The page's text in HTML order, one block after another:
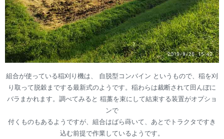
組合が使っている稲刈り機は、 自脱型コンバイン というもので、稲を刈
り取って脱穀までする最新式のようです。稲わらは裁断されて田んぼに
バラまかれます。調べてみると 稲藁を束にして結束する装置がオプショ
ンで
付くものもあるようですが、組合はばら蒔いて、あとでトラクタですき
込む前提で作業しているようです。